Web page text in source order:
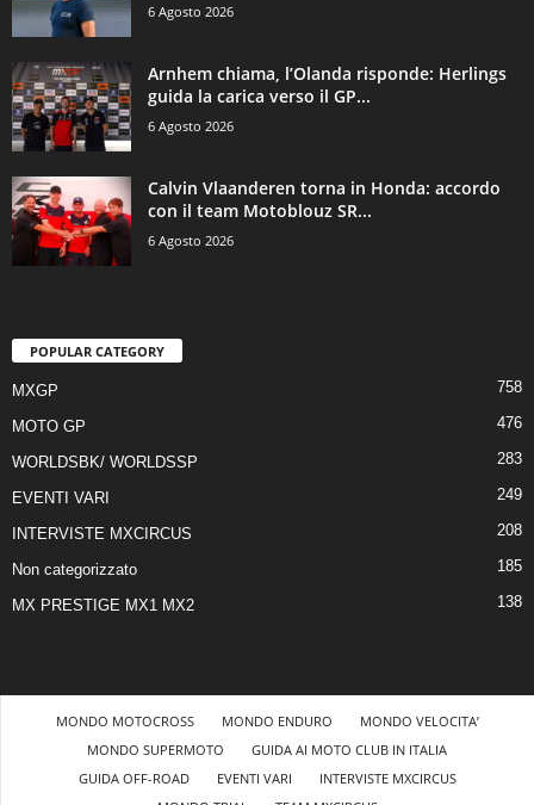
6 Agosto 2026
Arnhem chiama, l’Olanda risponde: Herlings
guida la carica verso il GP...
6 Agosto 2026
Calvin Vlaanderen torna in Honda: accordo
con il team Motoblouz SR...
6 Agosto 2026
POPULAR CATEGORY
MXGP 758
MOTO GP 476
WORLDSBK/ WORLDSSP 283
EVENTI VARI 249
INTERVISTE MXCIRCUS 208
Non categorizzato 185
MX PRESTIGE MX1 MX2 138
MONDO MOTOCROSS MONDO ENDURO
MONDO VELOCITA’
MONDO SUPERMOTO
GUIDA AI MOTO CLUB IN ITALIA
GUIDA OFF-ROAD
EVENTI VARI
INTERVISTE MXCIRCUS